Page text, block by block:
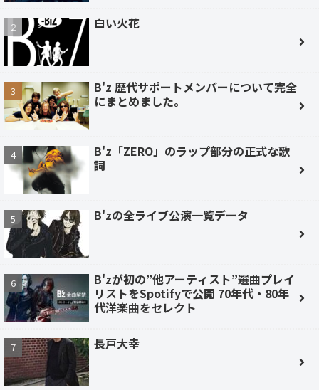
白い火花
B'z 歴代サポートメンバーについて完全
にまとめました。
B'z「ZERO」のラップ部分の正式な歌
詞
B'zの全ライブ公演一覧データ
B'zが初の”他アーティスト”選曲プレイ
リストをSpotifyで公開 70年代・80年
代洋楽曲をセレクト
長戸大幸